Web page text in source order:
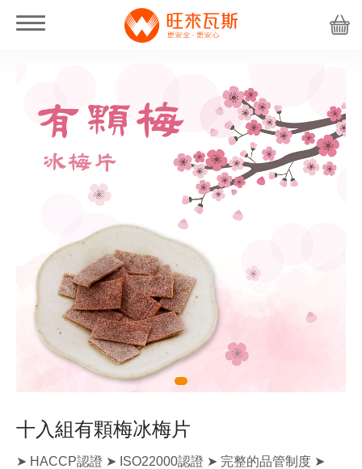
十入組有顆梅冰梅片
➤ HACCP認證 ➤ ISO22000認證 ➤ 完整的品管制度 ➤